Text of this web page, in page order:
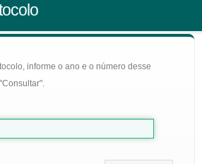
informe o ano e o número desse